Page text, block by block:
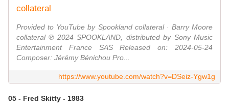
collateral
Provided to YouTube by Spookland collateral · Barry Moore
collateral ℗ 2024 SPOOKLAND, distributed by Sony Music
Entertainment France SAS Released on: 2024-05-24
Composer: Jérémy Bénichou Pro...
https://www.youtube.com/watch?v=DSeiz-Ygw1g
05 - Fred Skitty - 1983